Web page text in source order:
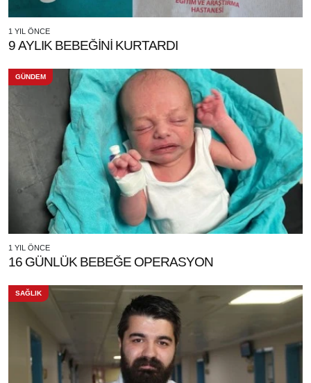
1 YIL ÖNCE
9 AYLIK BEBEĞİNİ KURTARDI
GÜNDEM
1 YIL ÖNCE
16 GÜNLÜK BEBEĞE OPERASYON
SAĞLIK